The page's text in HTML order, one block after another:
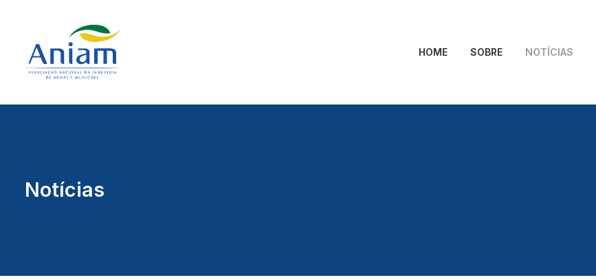
HOME SOBRE NOTÍCIAS
Notícias